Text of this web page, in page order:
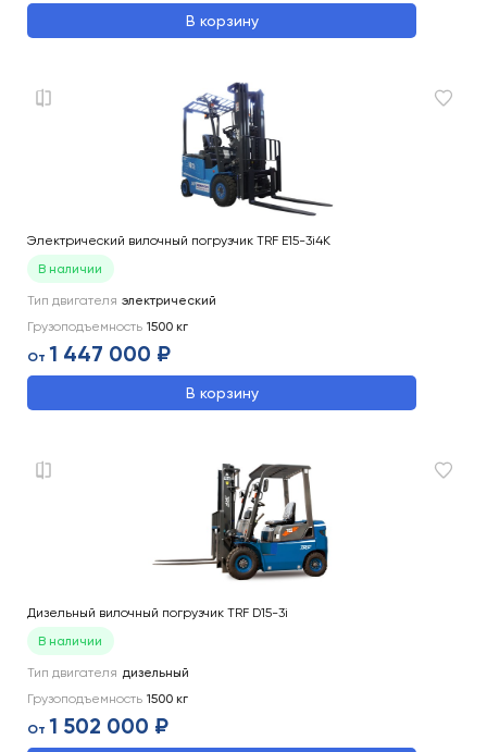
В корзину
Электрический вилочный погрузчик TRF E15-3i4K
В наличии
Тип двигателя электрический
Грузоподъемность 1500 кг
От 1 447 000 ₽
В корзину
Дизельный вилочный погрузчик TRF D15-3i
В наличии
Тип двигателя дизельный
Грузоподъемность 1500 кг
От 1 502 000 ₽